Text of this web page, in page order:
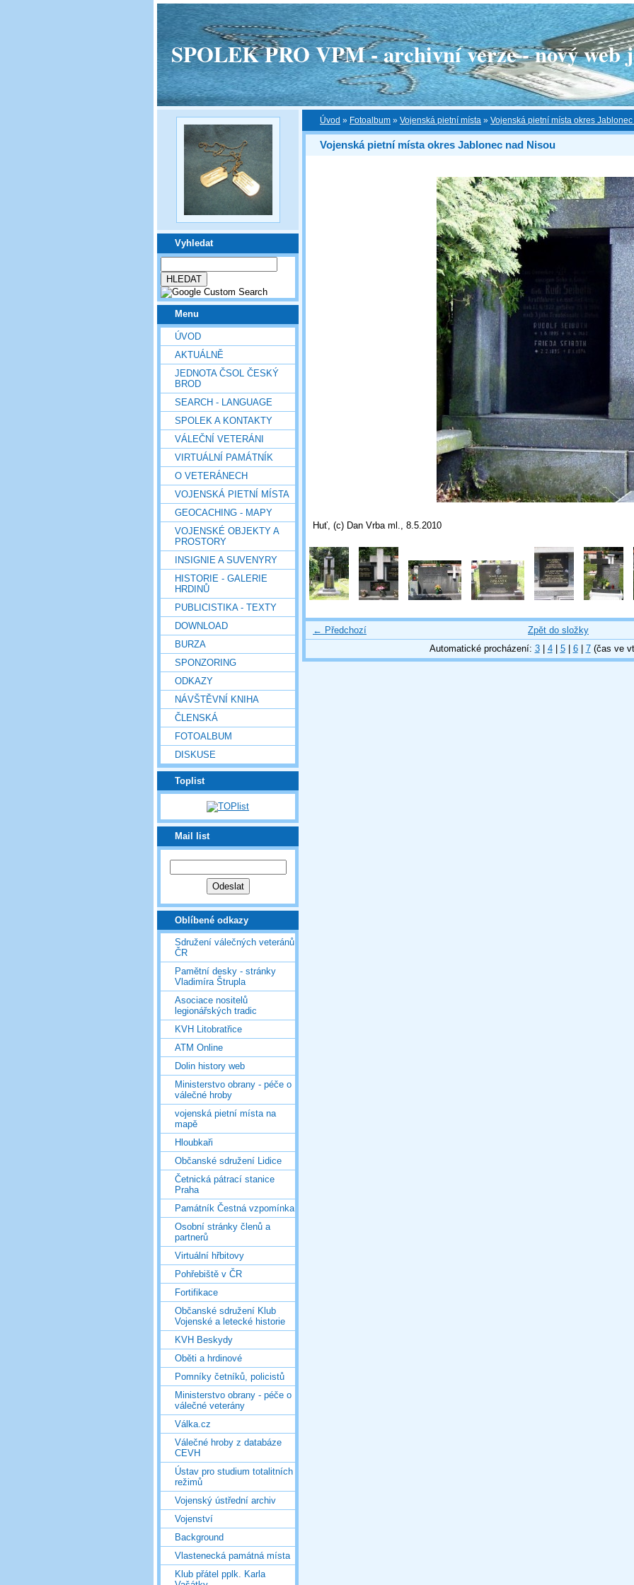
SPOLEK PRO VPM - archivní verze - nový web
Vyhledat
Menu
ÚVOD
AKTUÁLNĚ
JEDNOTA ČSOL ČESKÝ
BROD
SEARCH - LANGUAGE
SPOLEK A KONTAKTY
VÁLEČNÍ VETERÁNI
VIRTUÁLNÍ PAMÁTNÍK
O VETERÁNECH
VOJENSKÁ PIETNÍ MÍSTA
GEOCACHING - MAPY
VOJENSKÉ OBJEKTY A
PROSTORY
INSIGNIE A SUVENYRY
HISTORIE - GALERIE
HRDINŮ
PUBLICISTIKA - TEXTY
DOWNLOAD
BURZA
SPONZORING
ODKAZY
NÁVŠTĚVNÍ KNIHA
ČLENSKÁ
FOTOALBUM
DISKUSE
Toplist
Mail list
Oblíbené odkazy
Sdružení válečných veteránů
ČR
Pamětní desky - stránky
Vladimíra Štrupla
Asociace nositelů
legionářských tradic
KVH Litobratřice
ATM Online
Dolin history web
Ministerstvo obrany - péče o
válečné hroby
vojenská pietní místa na
mapě
Hloubkaři
Občanské sdružení Lidice
Četnická pátrací stanice
Praha
Památník Čestná vzpomínka
Osobní stránky členů a
partnerů
Virtuální hřbitovy
Pohřebiště v ČR
Fortifikace
Občanské sdružení Klub
Vojenské a letecké historie
KVH Beskydy
Oběti a hrdinové
Pomníky četníků, policistů
Ministerstvo obrany - péče o
válečné veterány
Válka.cz
Válečné hroby z databáze
CEVH
Ústav pro studium totalitních
režimů
Vojenský ústřední archiv
Vojenství
Background
Vlastenecká památná místa
Klub přátel pplk. Karla
Úvod » Fotoalbum » Vojenská pietní místa » Vojenská pietní místa okres
Vojenská pietní místa okres Jablonec nad Nisou
Huť, (c) Dan Vrba ml., 8.5.2010
← Předchozí
Zpět do složky
Automatické procházení: 3| 4| 5| 6| 7(čas ve